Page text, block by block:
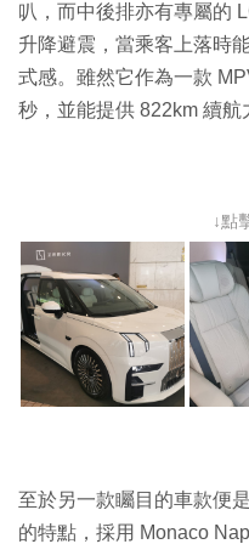
叭，而中後排亦有專屬的
升降避震，當乘客上落時
式感。雖然它作為一款
秒，並能提供 822km 續航
↓點
至於另一款矚目的車款便
的特點，採用 Monaco